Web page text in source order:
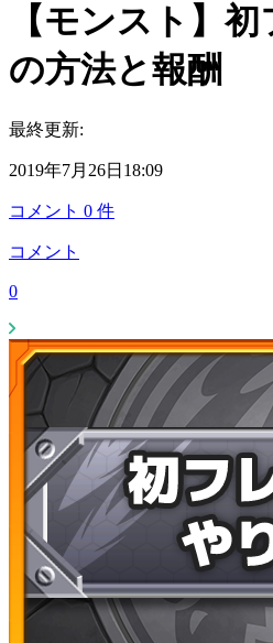
【モンスト】
の方法と報酬
最終更新:
2019年7月26日18:09
コメント 0 件
コメント
0